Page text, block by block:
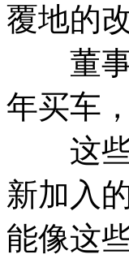
覆地的
董事
年买车
这些
新加入
能像这